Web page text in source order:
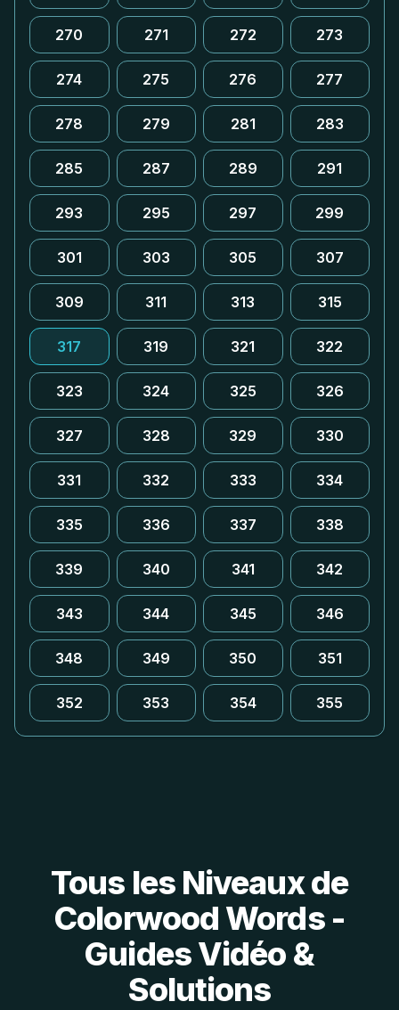
270 271 272 273
274 275 276 277
278 279 281 283
285 287 289 291
293 295 297 299
301 303 305 307
309 311 313 315
317 319 321 322
323 324 325 326
327 328 329 330
331 332 333 334
335 336 337 338
339 340 341 342
343 344 345 346
348 349 350 351
352 353 354 355
Tous les Niveaux de
Colorwood Words -
Guides Vidéo &
Solutions